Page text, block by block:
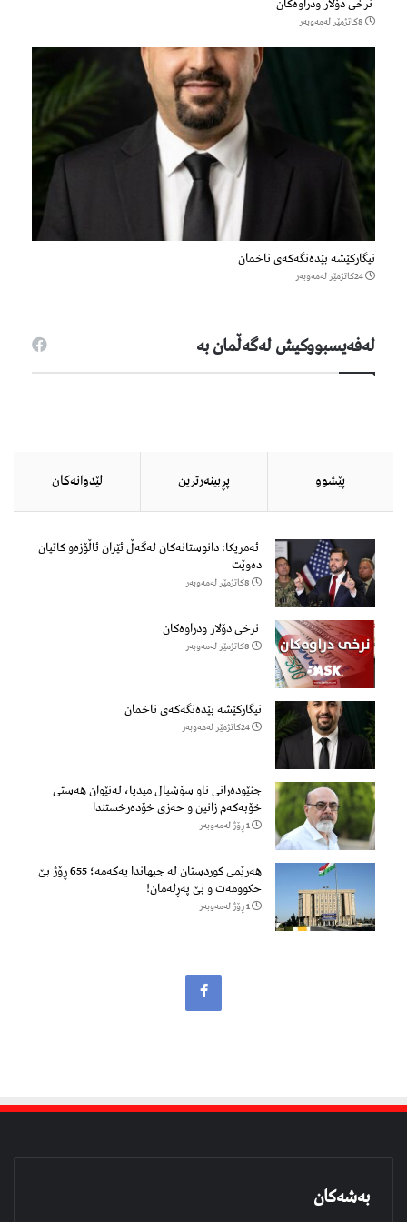
8كاتژمێر لەمەوبەر
نیگارکێشە بێدەنگەکەی ناخمان
24كاتژمێر لەمەوبەر
لەفەیسبووكیش لەگەڵمان بە
پێشوو پڕبینەرترین لێدوانەكان
ئەمریکا: دانوستانەکان لەگەڵ ئێران ئاڵۆزەو کاتیان
دەوێت
8كاتژمێر لەمەوبەر
نرخی دۆلار ودراوەکان
8كاتژمێر لەمەوبەر
نیگارکێشە بێدەنگەکەی ناخمان
24كاتژمێر لەمەوبەر
جنێودەرانی ناو سۆشیال میدیا، لەنێوان هەستی
خۆبەکەم زانین و حەزی خۆدەرخستندا
1 ڕۆژ لەمەوبەر
هەرێمی کوردستان لە جیهاندا یەکەمە؛ 655 ڕۆژ بێ
حکوومەت و بێ پەڕلەمان!
1 ڕۆژ لەمەوبەر
بەشەکان